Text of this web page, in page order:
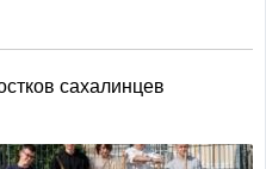
сахалинцев